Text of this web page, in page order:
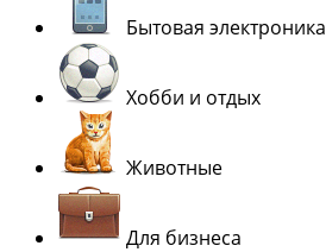
Бытовая электроника
Хобби и отдых
Животные
Для бизнеса